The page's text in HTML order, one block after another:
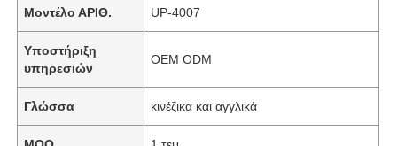
Μοντέλο ΑΡΙΘ. UP-4007
Υποστήριξη
υπηρεσιών
OEM ODM
Γλώσσα κινέζικα και αγγλικά